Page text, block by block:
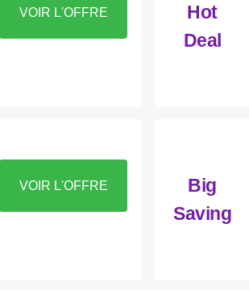
VOIR L'OFFRE
Hot
Deal
VOIR L'OFFRE
Big
Saving